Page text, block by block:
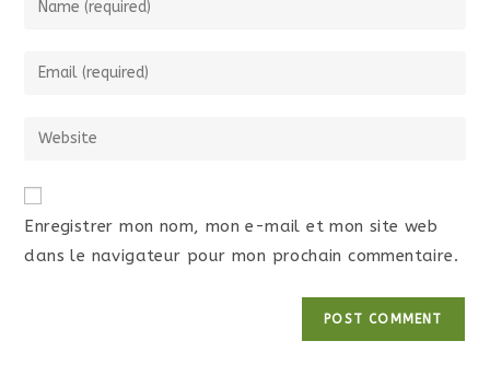
Enregistrer mon nom, mon e-mail et mon site web
dans le navigateur pour mon prochain commentaire.